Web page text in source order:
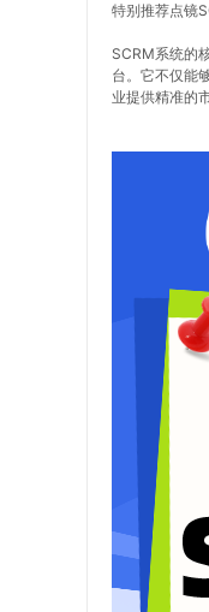
特别推荐点镜
SCRM系统的
台。它不仅能
业提供精准的